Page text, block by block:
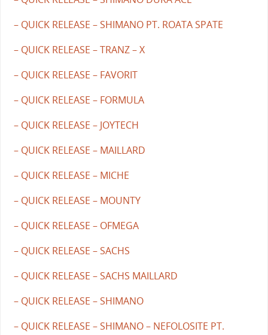
– QUICK RELEASE – SHIMANO PT. ROATA SPATE
– QUICK RELEASE – TRANZ – X
– QUICK RELEASE – FAVORIT
– QUICK RELEASE – FORMULA
– QUICK RELEASE – JOYTECH
– QUICK RELEASE – MAILLARD
– QUICK RELEASE – MICHE
– QUICK RELEASE – MOUNTY
– QUICK RELEASE – OFMEGA
– QUICK RELEASE – SACHS
– QUICK RELEASE – SACHS MAILLARD
– QUICK RELEASE – SHIMANO
– QUICK RELEASE – SHIMANO – NEFOLOSITE PT.